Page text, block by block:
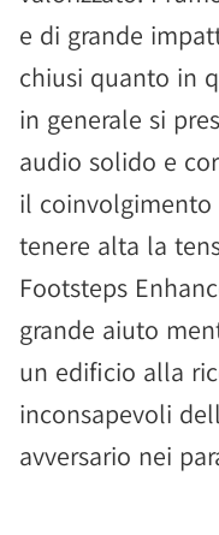
e di grande
chiusi quanto in
in generale si
audio solido e
il
tenere alta la
Footsteps
grande aiuto
un edificio alla
inconsapevoli
avversario nei